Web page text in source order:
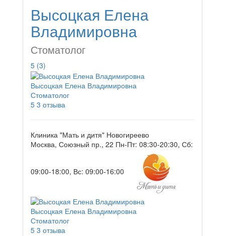
Высоцкая Елена
Владимировна
Стоматолог
5 (3)
Высоцкая Елена Владимировна
Стоматолог
5 3 отзыва
Клиника "Мать и дитя" Новогиреево
Москва, Союзный пр., 22 Пн-Пт: 08:30-20:30, Сб:
09:00-18:00, Вс: 09:00-16:00
Высоцкая Елена Владимировна
Стоматолог
5 3 отзыва